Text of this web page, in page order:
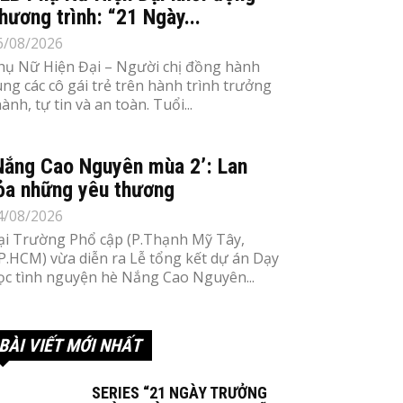
trình: “21 Ngày...
08/2026
Nữ Hiện Đại – Người chị đồng hành
các cô gái trẻ trên hành trình trưởng
tự tin và an toàn. Tuổi...
Cao Nguyên mùa 2’: Lan
những yêu thương
08/2026
Trường Phổ cập (P.Thạnh Mỹ Tây,
vừa diễn ra Lễ tổng kết dự án Dạy
tình nguyện hè Nắng Cao Nguyên...
BÀI VIẾT MỚI NHẤT
SERIES “21 NGÀY TRƯỞNG